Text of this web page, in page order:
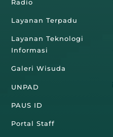
Radio
Layanan Terpadu
Layanan Teknologi
Informasi
Galeri Wisuda
UNPAD
PAUS ID
Portal Staff